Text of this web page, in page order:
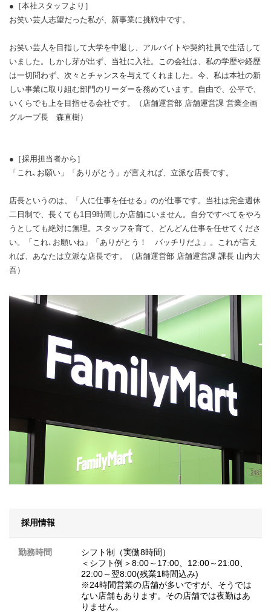
●［本社スタッフより］
お笑い芸人志望だった私が、新事業に挑戦中です。
お笑い芸人を目指して大学を中退し、アルバイトや契約社員で生活して
いました。しかし芽が出ず、当社に入社。この会社は、私の学歴や経歴
は一切問わず、次々とチャンスを与えてくれました。今、私は本社の新
しい事業に取り組む部門のリーダーを務めています。自由で、公平で、
いくらでも上を目指せる会社です。（店舗運営部 店舗運営課 営業企画
グループ長 森直樹）
●［採用担当者から］
「これ､お願い」「ありがとう」が言えれば、立派な店長です。
店長というのは、「人に仕事を任せる」のが仕事です。当社は完全週休
二日制で、長くても1日9時間しか店舗にいません。自分ですべてをやろ
うとしても絶対に無理。スタッフを育て、どんどん仕事を任せてくださ
い。「これ､お願いね」「ありがとう！ バッチリだよ」。これが言え
れば、あなたは立派な店長です。（店舗運営部 店舗運営課 課長 山内大
吾）
採用情報
勤務時間
シフト制（実働8時間）
＜シフト例＞8:00～17:00、12:00～21:00、
22:00～翌8:00(残業1時間込み)
※24時間営業の店舗が多いですが、そうでは
ない店舗もあります。その店舗では夜勤はあ
りません。